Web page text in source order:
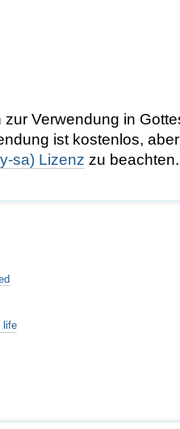
Verwendung in
ist kostenlos,
sa) Lizenz zu beachten.
life